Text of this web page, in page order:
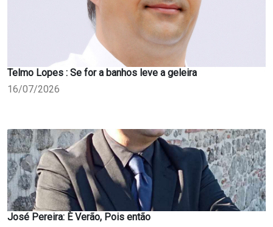
Telmo Lopes : Se for a banhos leve a geleira
16/07/2026
José Pereira: È Verão, Pois então